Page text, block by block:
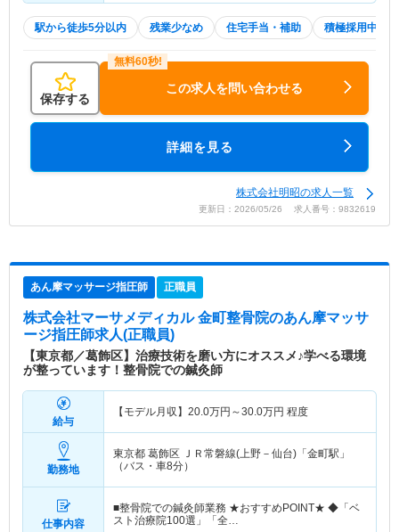
駅から徒歩5分以内 残業少なめ 住宅手当・補助 積極採用中
保存する
この求人を問い合わせる
詳細を見る
株式会社明昭の求人一覧
更新日：2026/05/26 求人番号：9832619
あん摩マッサージ指圧師 正職員
株式会社マーサメディカル 金町整骨院のあん摩マッサ
ージ指圧師求人(正職員)
【東京都／葛飾区】治療技術を磨い方にオススメ♪学べる環境
が整っています！整骨院での鍼灸師
給与
【モデル月収】 20.0万円～30.0万円 程度
勤務地
東京都 葛飾区 ＪＲ常磐線(上野－仙台)「金町駅」
（バス・車8分）
仕事内容
■整骨院での鍼灸師業務 ★おすすめPOINT★ ◆「ベ
スト治療院100選」「全…